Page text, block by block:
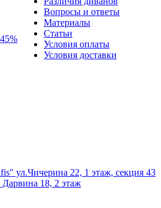
Вопросы и ответы
Материалы
Статьи
Условия оплаты
Условия доставки
ул.Чичерина 22, 1 этаж, секция 43
18, 2 этаж